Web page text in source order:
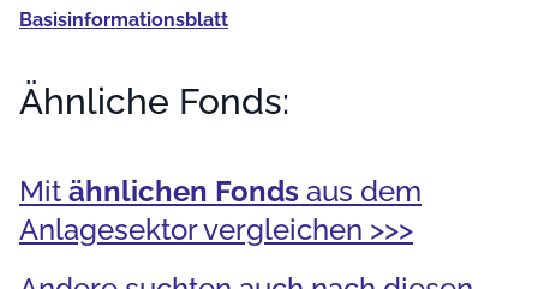
Basis­informationsblatt
Ähnliche Fonds:
Mit ähnlichen Fonds aus dem
Anlagesektor vergleichen >>>